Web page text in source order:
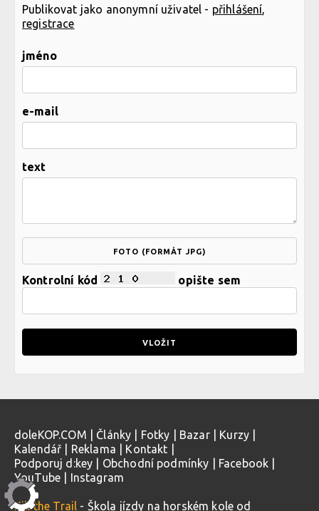
Publikovat jako anonymní uživatel - přihlášení,
registrace
jméno
e-mail
text
FOTO (FORMÁT JPG)
Kontrolní kód opište sem
doleKOP.COM Články Fotky Bazar| Kurzy
Kalendář
Reklama Kontakt
Podporuj d:key
Obchodní podmínky Facebook
YouTube
Instagram
Kill the Trail - Škola jízdy na horském kole od